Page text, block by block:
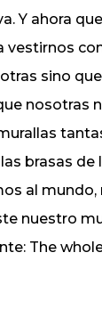
Y ahora
vestirnos
sino
nosotras
brasas de
al mundo,
nuestro
The